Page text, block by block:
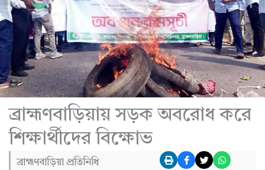
ব্রাহ্মণবাড়িয়ায় সড়ক অবরোধ করে
শিক্ষার্থীদের বিক্ষোভ
ব্রাহ্মণবাড়িয়া প্রতিনিধি